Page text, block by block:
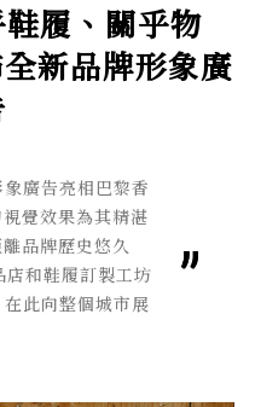
履、關乎物
新品牌形象廣
廣告亮相巴黎香
覺效果為其精湛
品牌歷史悠久
店和鞋履訂製工坊
在此向整個城市展